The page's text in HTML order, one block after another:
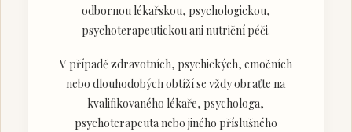
odbornou lékařskou, psychologickou,
psychoterapeutickou ani nutriční péči.
V případě zdravotních, psychických, emočních
nebo dlouhodobých obtíží se vždy obraťte na
kvalifikovaného lékaře, psychologa,
psychoterapeuta nebo jiného příslušného